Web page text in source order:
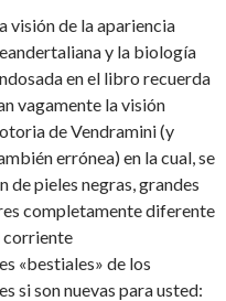
visión de la apariencia
y la biología
en el libro recuerda
vagamente la visión
de Vendramini (y
errónea) en la cual, se
de pieles negras, grandes
completamente diferente
corriente
«bestiales» de los
si son nuevas para usted: